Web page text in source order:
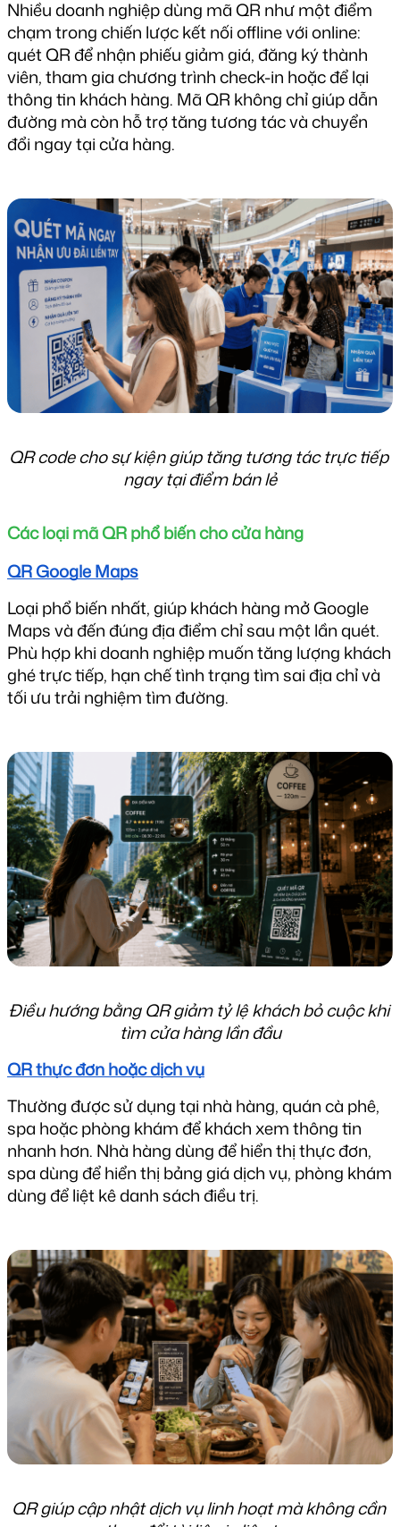
Nhiều doanh nghiệp dùng mã QR như một điểm
chạm trong chiến lược kết nối offline với online:
quét QR để nhận phiếu giảm giá, đăng ký thành
viên, tham gia chương trình check-in hoặc để lại
thông tin khách hàng. Mã QR không chỉ giúp dẫn
đường mà còn hỗ trợ tăng tương tác và chuyển
đổi ngay tại cửa hàng.
QR code cho sự kiện giúp tăng tương tác trực tiếp
ngay tại điểm bán lẻ
Các loại mã QR phổ biến cho cửa hàng
QR Google Maps
Loại phổ biến nhất, giúp khách hàng mở Google
Maps và đến đúng địa điểm chỉ sau một lần quét.
Phù hợp khi doanh nghiệp muốn tăng lượng khách
ghé trực tiếp, hạn chế tình trạng tìm sai địa chỉ và
tối ưu trải nghiệm tìm đường.
Điều hướng bằng QR giảm tỷ lệ khách bỏ cuộc khi
tìm cửa hàng lần đầu
QR thực đơn hoặc dịch vụ
Thường được sử dụng tại nhà hàng, quán cà phê,
spa hoặc phòng khám để khách xem thông tin
nhanh hơn. Nhà hàng dùng để hiển thị thực đơn,
spa dùng để hiển thị bảng giá dịch vụ, phòng khám
dùng để liệt kê danh sách điều trị.
QR giúp cập nhật dịch vụ linh hoạt mà không cần